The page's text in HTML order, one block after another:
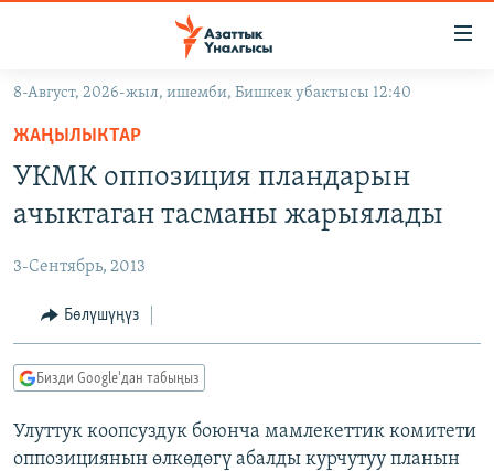
Навигацияга
өтүңүз
Издөөгө
салыңыз
ЭКОНОМИКА
МАДАНИЯТ
БОРБОР АЗИЯ
АТАЙЫН ИЛИКТӨӨ
ТВ ПРОГРАММАЛАР
ЭКСПЕРТТЕР ТАЛДАЙТ
БИЗ ЖАНА ДҮЙНӨ
ӨЗГӨЧӨ ПИКИР
Русский
8-Август, 2026-жыл, ишемби, Бишкек убактысы 12:40
ЖАҢЫЛЫКТАР
УКМК оппозиция пландарын
ачыктаган тасманы жарыялады
3-Сентябрь, 2013
Бөлүшүңүз
Бизди Google'дан табыңыз
Улуттук коопсуздук боюнча мамлекеттик комитети
оппозициянын өлкөдөгү абалды курчутуу планын